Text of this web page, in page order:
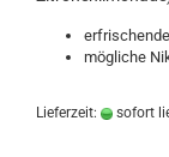
mögliche
Lieferzeit: sofort